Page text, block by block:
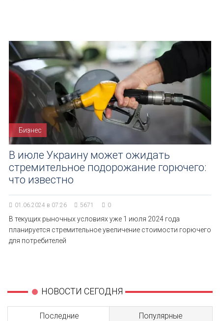
Бизнес
В июле Украину может ожидать
стремительное подорожание горючего:
что известно
01.06.2024 в 07:26 5671 0
В текущих рыночных условиях уже 1 июля 2024 года
планируется стремительное увеличение стоимости горючего
для потребителей
НОВОСТИ СЕГОДНЯ
Последние Популярные